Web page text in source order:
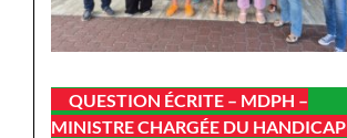
QUESTION ÉCRITE – MDPH –
MINISTRE CHARGÉE DU HANDICAP